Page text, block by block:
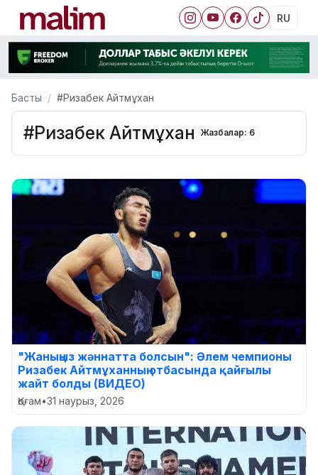
RU
Басты #Ризабек Айтмұхан
#Ризабек Айтмұхан Жазбалар: 6
"Жаныңыз жәннатта болсын": Әлем чемпионы
Ризабек Айтмұханның отбасында қайғылы
жайт болды (ВИДЕО)
Қоғам•31 наурыз, 2026